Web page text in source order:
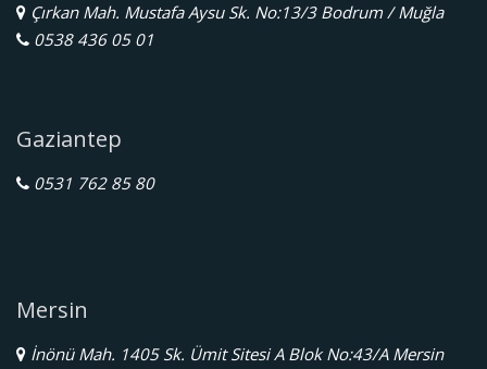
Çırkan Mah. Mustafa Aysu Sk. No:13/3 Bodrum / Muğla
0538 436 05 01
Gaziantep
0531 762 85 80
Mersin
İnönü Mah. 1405 Sk. Ümit Sitesi A Blok No:43/A Mersin